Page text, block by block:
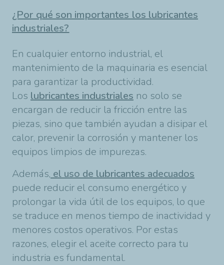
¿Por qué son importantes los lubricantes
industriales?
En cualquier entorno industrial, el
mantenimiento de la maquinaria es esencial
para garantizar la productividad.
Los lubricantes industriales no solo se
encargan de reducir la fricción entre las
piezas, sino que también ayudan a disipar el
calor, prevenir la corrosión y mantener los
equipos limpios de impurezas.
Además, el uso de lubricantes adecuados
puede reducir el consumo energético y
prolongar la vida útil de los equipos, lo que
se traduce en menos tiempo de inactividad y
menores costos operativos. Por estas
razones, elegir el aceite correcto para tu
industria es fundamental.